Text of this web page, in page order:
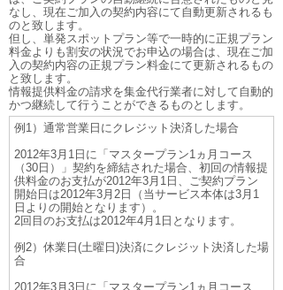
なし、現在ご加入の契約内容にて自動更新されるも
のと致します。
但し、単発スポットプラン等で一時的に正規プラン
料金よりも割安の状況でお申込の場合は、現在ご加
入の契約内容の正規プラン料金にて更新されるもの
と致します。
情報提供料金の請求を集金代行業者に対して自動的
かつ継続して行うことができるものとします。
例1）通常営業日にクレジット決済した場合
2012年3月1日に「マスタープラン1ヵ月コース
（30日）」契約を締結された場合、初回の情報提
供料金のお支払が2012年3月1日、ご契約プラン
開始日は2012年3月2日（当サービス本体は3月1
日よりの開始となります）。
2回目のお支払は2012年4月1日となります。
例2）休業日(土曜日)決済にクレジット決済した場
合
2012年3月3日に「マスタープラン1ヵ月コース